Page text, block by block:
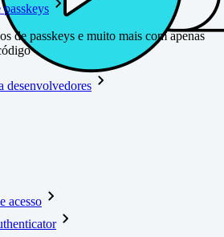
passkeys
de passkeys e muito mais com apenas
desenvolvedores
acesso